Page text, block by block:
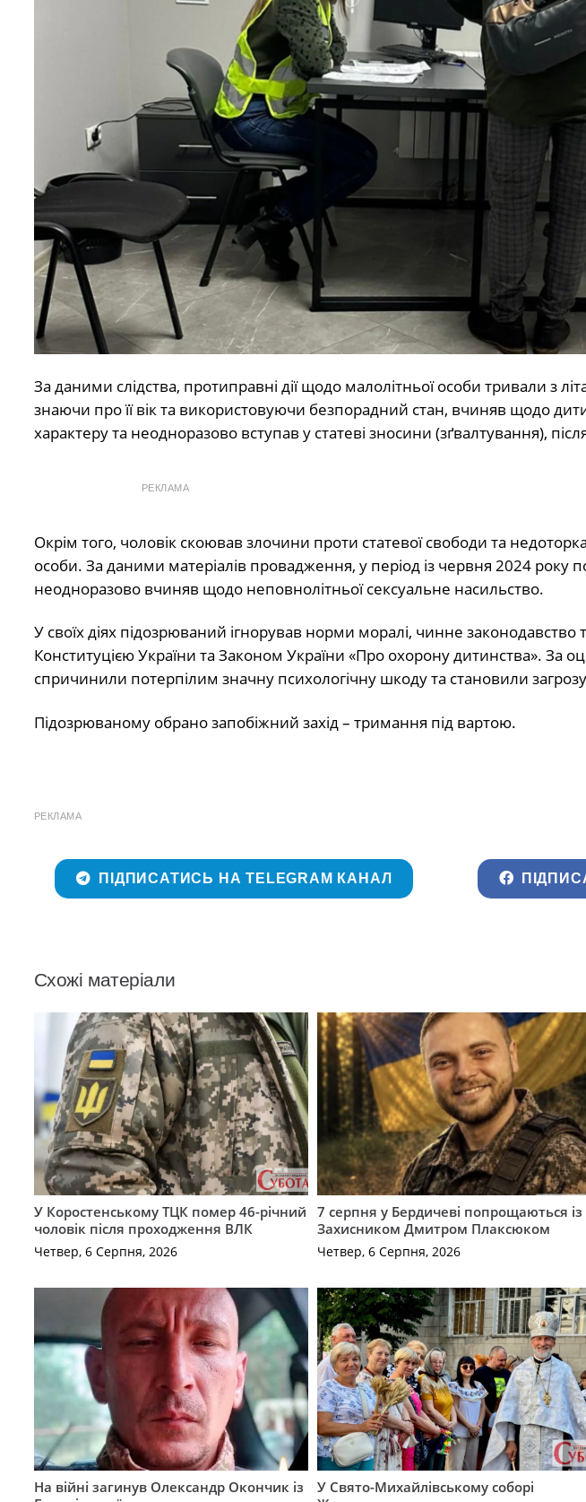
За даними слідства, протиправні дії щодо малолітньої особи тривали з
знаючи про її вік та використовуючи безпорадний стан, вчиняв щодо
характеру та неодноразово вступав у статеві зносини (зґвалтування),
РЕКЛАМА
Окрім того, чоловік скоював злочини проти статевої свободи та
особи. За даними матеріалів провадження, у період із червня 2024 року
неодноразово вчиняв щодо неповнолітньої сексуальне насильство.
У своїх діях підозрюваний ігнорував норми моралі, чинне законодавство
Конституцією України та Законом України «Про охорону дитинства». За
спричинили потерпілим значну психологічну шкоду та становили
Підозрюваному обрано запобіжний захід – тримання під вартою.
РЕКЛАМА
ПІДПИСАТИСЬ НА TELEGRAM КАНАЛ
Схожі матеріали
У Коростенському ТЦК помер 46-річний
чоловік після проходження ВЛК
Четвер, 6 Серпня, 2026
7 серпня у Бердичеві попрощаються із
Захисником Дмитром Плаксюком
Четвер, 6 Серпня, 2026
На війні загинув Олександр Окончик із
У Свято-Михайлівському соборі